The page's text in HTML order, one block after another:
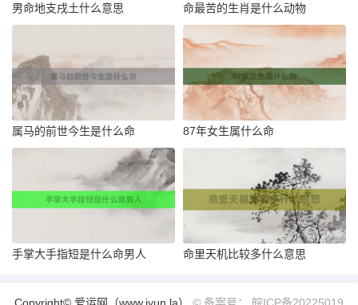
男命地支戌土什么意思 命最苦的生肖是什么动物
属马的前世今生是什么命 87年女生属什么命
手掌大手指短是什么命男人 命里天机比较多什么意思
Copyright© 爱运网（www.iyun.la） © 备案号： 皖ICP备20225019